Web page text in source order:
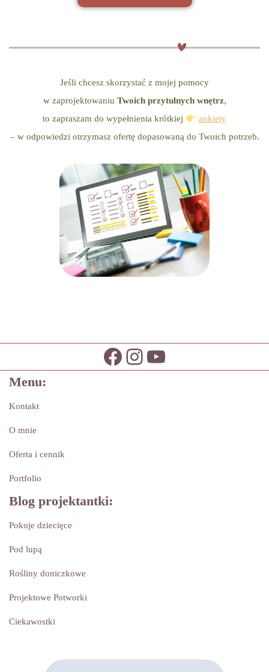
Jeśli chcesz skorzystać z mojej pomocy
w zaprojektowaniu Twoich przytulnych wnętrz,
to zapraszam do wypełnienia krótkiej
ankiety
– w odpowiedzi otrzymasz ofertę dopasowaną do Twoich potrzeb.
Menu:
Kontakt
O mnie
Oferta i cennik
Portfolio
Blog projektantki:
Pokoje dziecięce
Pod lupą
Rośliny doniczkowe
Projektowe Potworki
Ciekawostki